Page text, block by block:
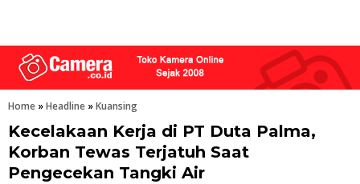
Home »Headline »Kuansing
Kecelakaan Kerja di PT Duta Palma,
Korban Tewas Terjatuh Saat
Pengecekan Tangki Air